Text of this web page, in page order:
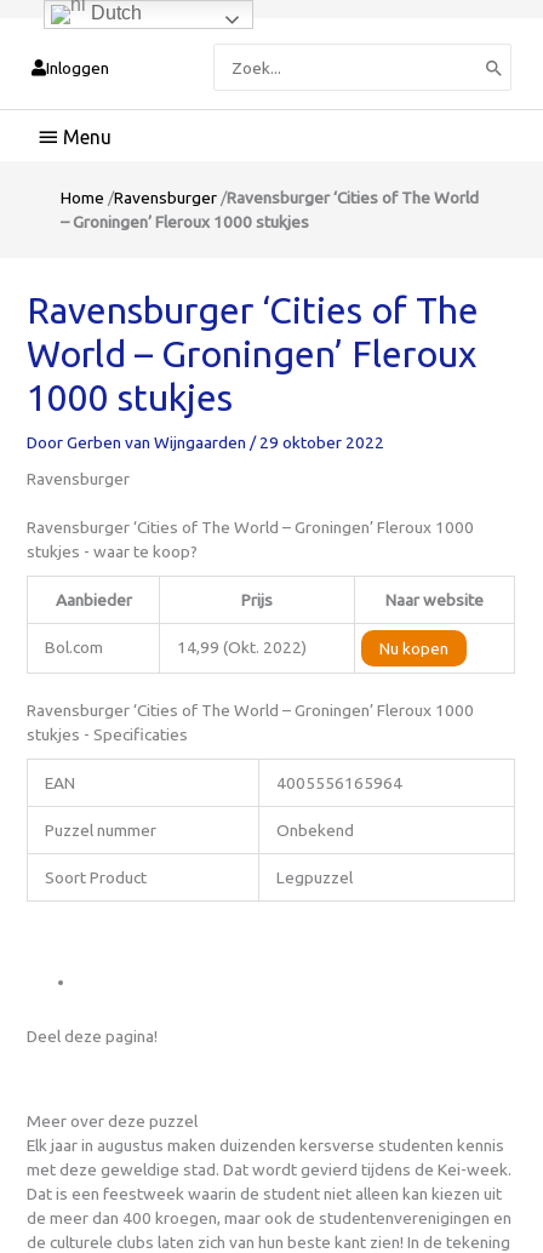
Inloggen
naar:
Hoofdmenu
Home /Ravensburger /Ravensburger ‘Cities of The World
– Groningen’ Fleroux 1000 stukjes
Ravensburger ‘Cities of The
World – Groningen’ Fleroux
1000 stukjes
DoorGerben van Wijngaarden /29 oktober 2022
Ravensburger
Ravensburger ‘Cities of The World – Groningen’ Fleroux 1000
stukjes - waar te koop?
Aanbieder Prijs Naar website
Bol.com 14,99 (Okt. 2022) Nu kopen
Ravensburger ‘Cities of The World – Groningen’ Fleroux 1000
stukjes - Specificaties
EAN 4005556165964
Puzzel nummer Onbekend
Soort Product Legpuzzel
Deel deze pagina!
Meer over deze puzzel
Elk jaar in augustus maken duizenden kersverse studenten kennis
met deze geweldige stad. Dat wordt gevierd tijdens de Kei-week.
Dat is een feestweek waarin de student niet alleen kan kiezen uit
de meer dan 400 kroegen, maar ook de studentenverenigingen en
de culturele clubs laten zich van hun beste kant zien! In de tekening
Dutch